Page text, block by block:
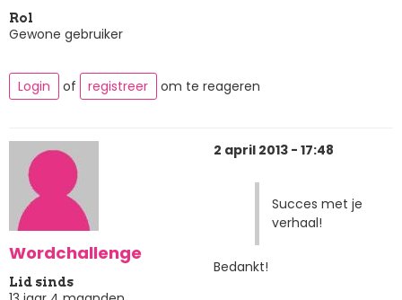
Rol
Gewone gebruiker
Login of registreer om te reageren
Wordchallenge
Lid sinds
2 april 2013 - 17:48
Succes met je
verhaal!
Bedankt!